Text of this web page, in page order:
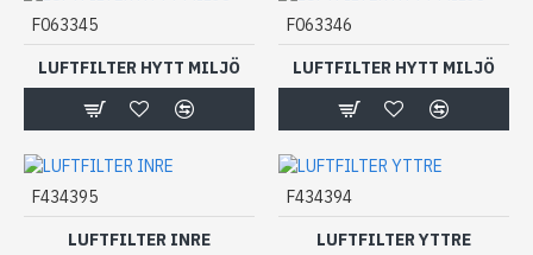
F063345
LUFTFILTER HYTT MILJÖ
F063346
LUFTFILTER HYTT MILJÖ
F434395
LUFTFILTER INRE
F434394
LUFTFILTER YTTRE